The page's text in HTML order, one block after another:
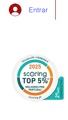
Entrar